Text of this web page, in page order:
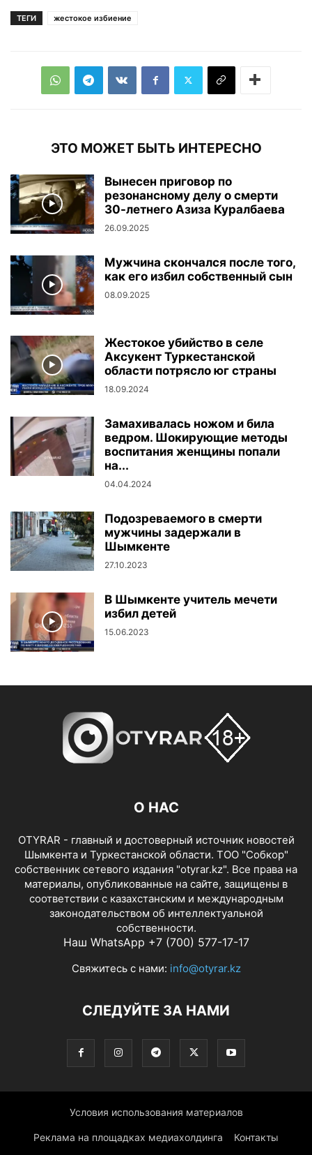
ТЕГИ жестокое избиение
ЭТО МОЖЕТ БЫТЬ ИНТЕРЕСНО
Вынесен приговор по
резонансному делу о смерти
30-летнего Азиза Куралбаева
26.09.2025
Мужчина скончался после того,
как его избил собственный сын
08.09.2025
Жестокое убийство в селе
Аксукент Туркестанской
области потрясло юг страны
18.09.2024
Замахивалась ножом и била
ведром. Шокирующие методы
воспитания женщины попали
на...
04.04.2024
Подозреваемого в смерти
мужчины задержали в
Шымкенте
27.10.2023
В Шымкенте учитель мечети
избил детей
15.06.2023
О НАС
OTYRAR - главный и достоверный источник новостей
Шымкента и Туркестанской области. ТОО "Собкор"
собственник сетевого издания "otyrar.kz". Все права на
материалы, опубликованные на сайте, защищены в
соответствии с казахстанским и международным
законодательством об интеллектуальной
собственности.
Наш WhatsApp +7 (700) 577-17-17
Свяжитесь с нами: info@otyrar.kz
СЛЕДУЙТЕ ЗА НАМИ
Условия использования материалов
Реклама на площадках медиахолдинга Контакты